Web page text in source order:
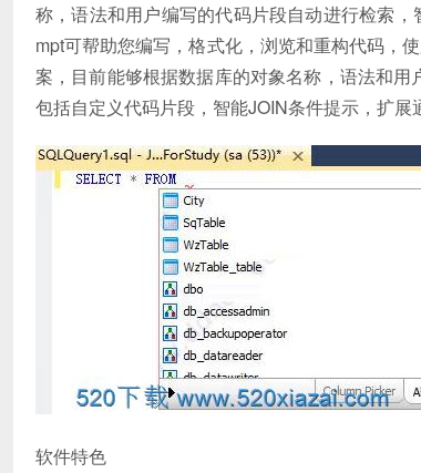
称，语法和用户编写的代码片段自动进行检索
mpt可帮助您编写，格式化，浏览和重构代码，
案，目前能够根据数据库的对象名称，语法和
包括自定义代码片段，智能JOIN条件提示，扩展
软件特色